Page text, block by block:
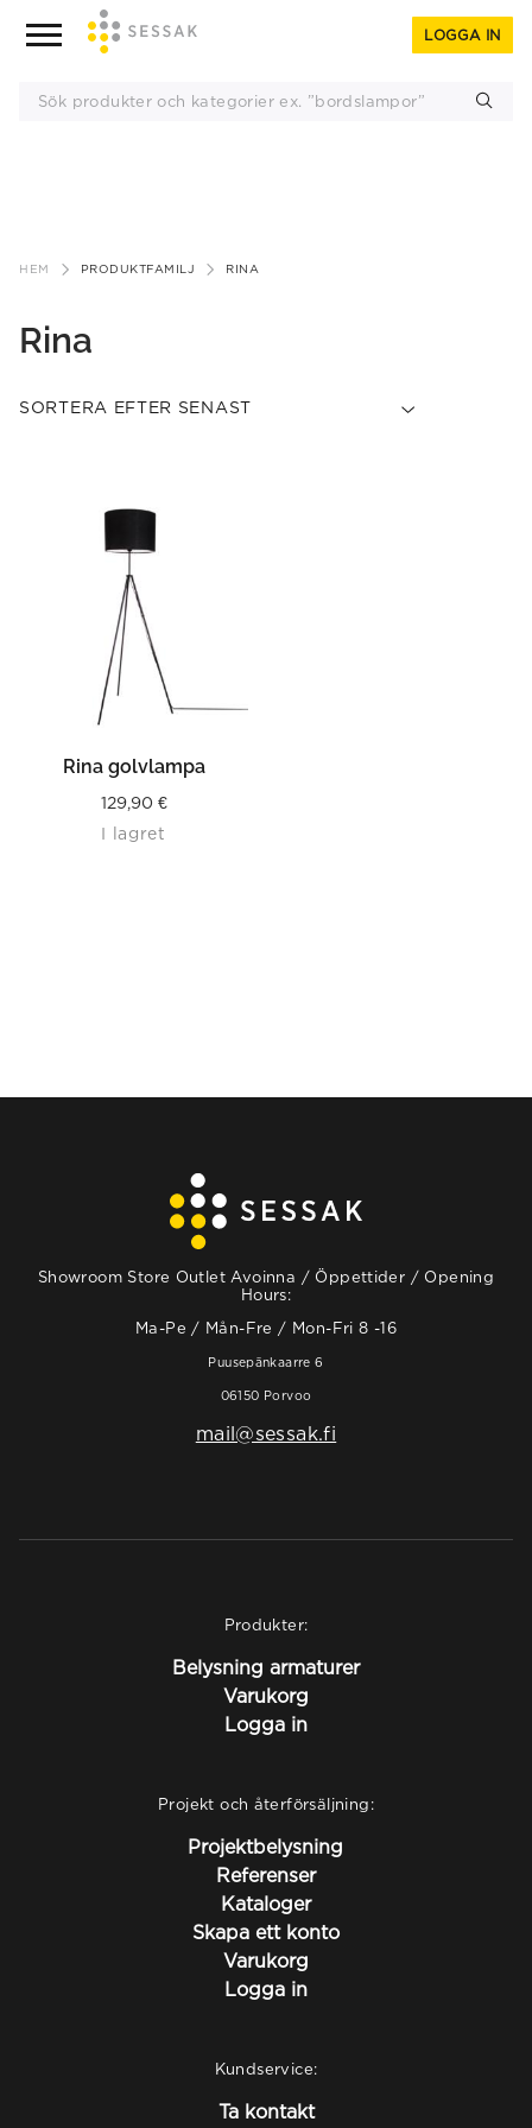
LOGGA IN
HEM PRODUKTFAMILJ RINA
Rina
Rina golvlampa
129,90 €
I lagret
Showroom Store Outlet Avoinna / Öppettider / Opening
Hours:
Ma-Pe / Mån-Fre / Mon-Fri 8 -16
Puusepänkaarre 6
06150 Porvoo
mail@sessak.fi
Produkter:
Belysning armaturer
Varukorg
Logga in
Projekt och återförsäljning:
Projektbelysning
Referenser
Kataloger
Skapa ett konto
Varukorg
Logga in
Kundservice:
Ta kontakt